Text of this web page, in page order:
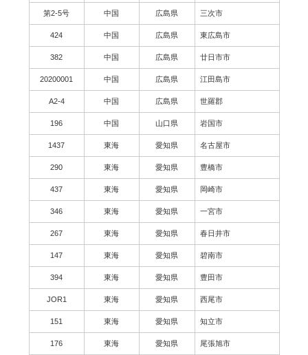
第2-5号 中国 広島県 三次市
424 中国 広島県 東広島市
382 中国 広島県 廿日市市
20200001 中国 広島県 江田島市
A2-4 中国 広島県 世羅郡
196 中国 山口県 岩国市
1437 東海 愛知県 名古屋市
290 東海 愛知県 豊橋市
437 東海 愛知県 岡崎市
346 東海 愛知県 一宮市
267 東海 愛知県 春日井市
147 東海 愛知県 碧南市
394 東海 愛知県 豊田市
JOR1 東海 愛知県 西尾市
151 東海 愛知県 知立市
176 東海 愛知県 尾張旭市